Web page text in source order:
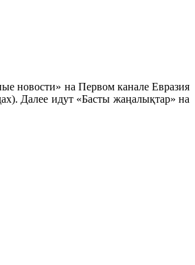
новости» на Первом канале Евразия
Далее идут «Басты жаңалықтар» на